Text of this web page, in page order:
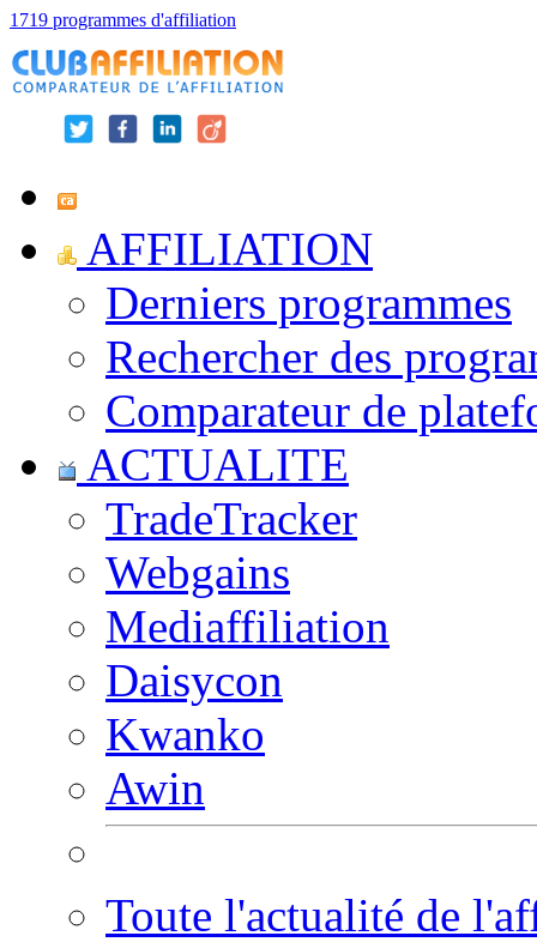
1719 programmes d'affiliation
AFFILIATION
Derniers programmes
Rechercher des
Comparateur de
ACTUALITE
TradeTracker
Webgains
Mediaffiliation
Daisycon
Kwanko
Awin
Toute l'actualité de